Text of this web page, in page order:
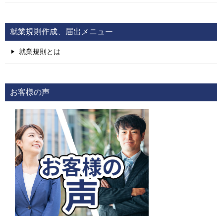
就業規則作成、届出メニュー
就業規則とは
お客様の声